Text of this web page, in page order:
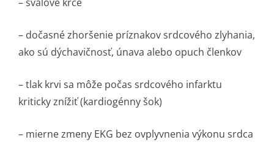
– dočasné zhoršenie príznakov srdcového zlyhania,
ako sú dýchavičnosť, únava alebo opuch členkov
– tlak krvi sa môže počas srdcového infarktu
kriticky znížiť (kardiogénny šok)
– mierne zmeny EKG bez ovplyvnenia výkonu srdca